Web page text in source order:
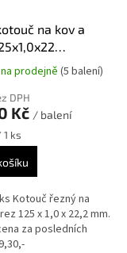
na kov a
balení 25ks
prodejně (5 balení)
DPH
Kč / balení
1 ks
Kotouč řezný na
125 x 1,0 x 22,2 mm.
za posledních